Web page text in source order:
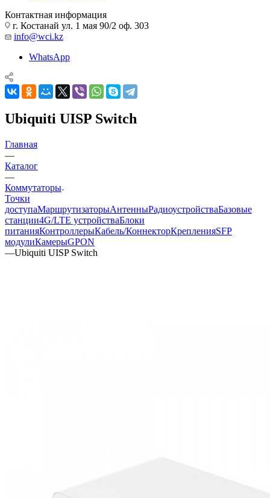
Контактная информация
г. Костанай ул. 1 мая 90/2 оф. 303
info@wci.kz
WhatsApp
Ubiquiti UISP Switch
Главная
—
Каталог
—
Коммутаторы
Точки
доступаМаршрутизаторыАнтенныРадиоустройстваБазовые
станции4G/LTE устройстваБлоки
питанияКонтроллерыКабель/КоннекторКрепленияSFP
модулиКамерыGPON
—Ubiquiti UISP Switch